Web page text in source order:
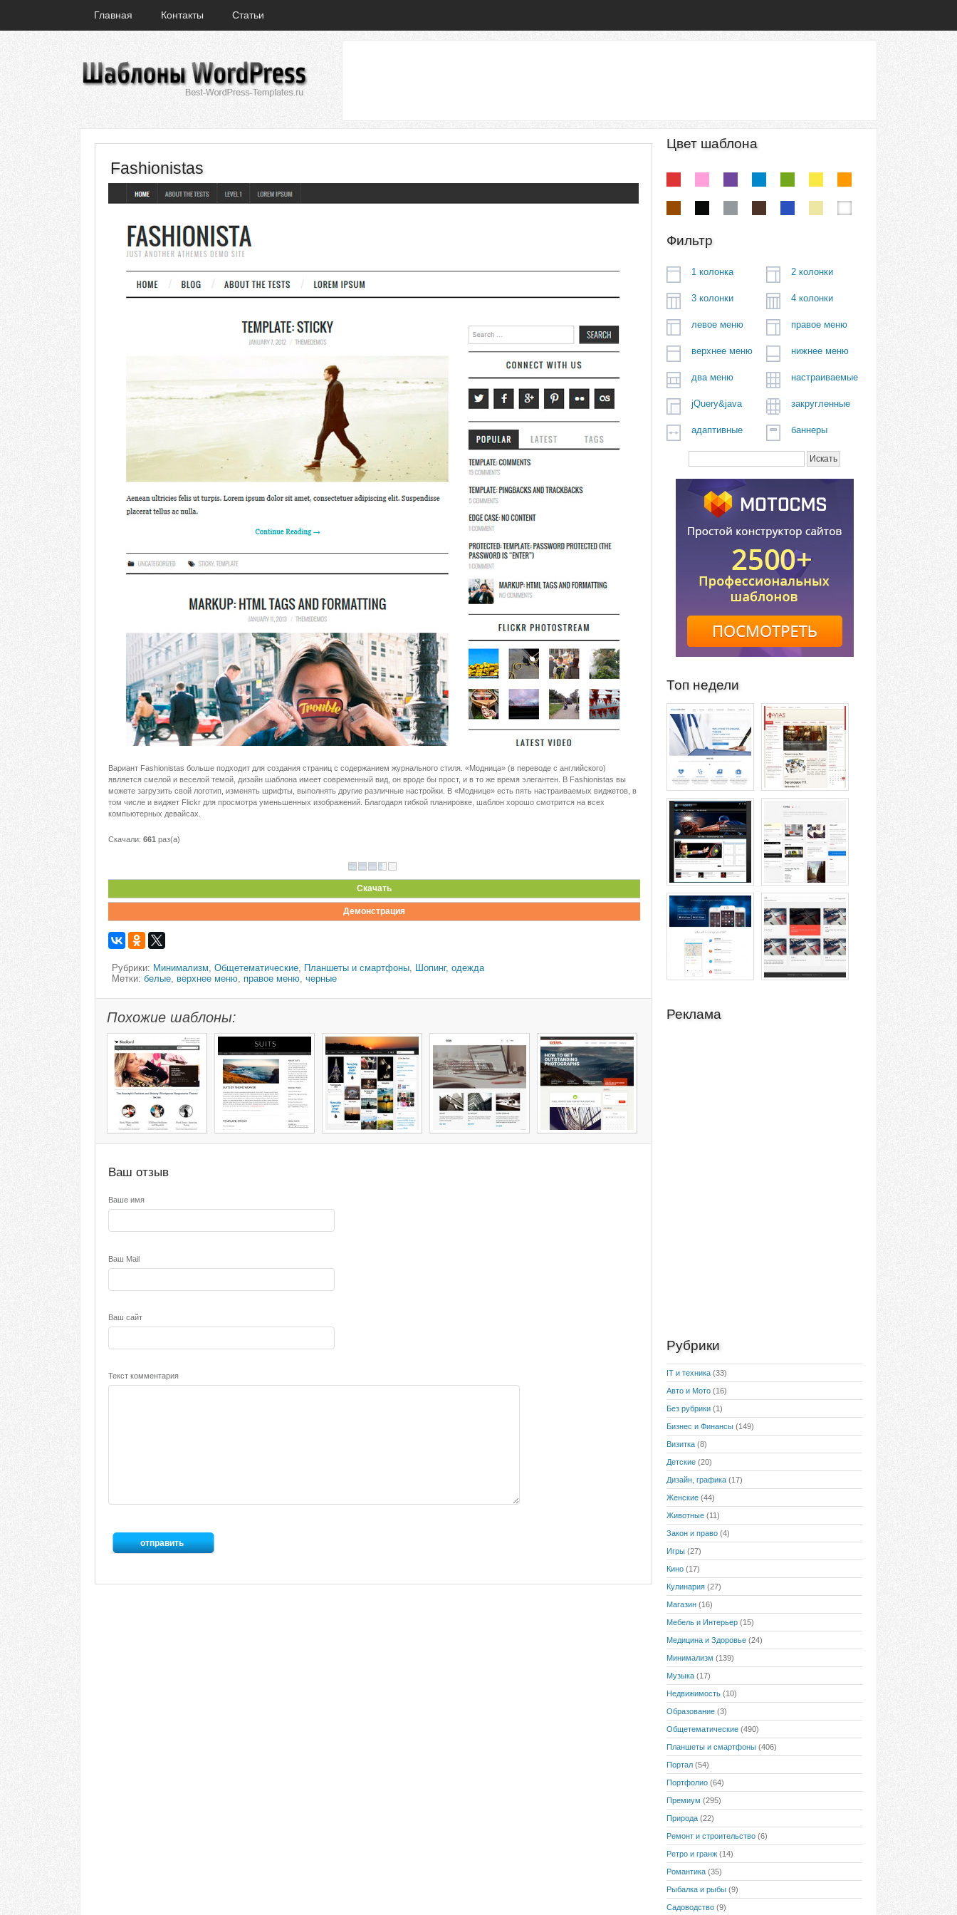
Главная Контакты Статьи
Fashionistas
Вариант Fashionistas больше подходит для создания страниц с содержанием журнального стиля. «Модница» (в переводе с английского)
является смелой и веселой темой, дизайн шаблона имеет современный вид, он вроде бы прост, и в то же время элегантен. В Fashionistas вы
можете загрузить свой логотип, изменять шрифты, выполнять другие различные настройки. В «Моднице» есть пять настраиваемых виджетов, в
том числе и виджет Flickr для просмотра уменьшенных изображений. Благодаря гибкой планировке, шаблон хорошо смотрится на всех
компьютерных девайсах.
Скачали: 661 раз(а)
Скачать
Демонстрация
Рубрики: Минимализм, Общетематические, Планшеты и смартфоны, Шопинг, одежда
Метки: белые, верхнее меню, правое меню, черные
Похожие шаблоны:
Ваш отзыв
Ваше имя
Ваш Mail
Ваш сайт
Текст комментария
Цвет шаблона
Фильтр
1 колонка 2 колонки
3 колонки 4 колонки
левое меню правое меню
верхнее меню нижнее меню
два меню настраиваемые
jQuery&java закругленные
адаптивные баннеры
Топ недели
Реклама
Рубрики
IT и техника (33)
Авто и Мото (16)
Без рубрики (1)
Бизнес и Финансы (149)
Визитка (8)
Детские (20)
Дизайн, графика (17)
Женские (44)
Животные (11)
Закон и право (4)
Игры (27)
Кино (17)
Кулинария (27)
Магазин (16)
Мебель и Интерьер (15)
Медицина и Здоровье (24)
Минимализм (139)
Музыка (17)
Недвижимость (10)
Образование (3)
Общетематические (490)
Планшеты и смартфоны (406)
Портал (54)
Портфолио (64)
Премиум (295)
Природа (22)
Ремонт и строительство (6)
Ретро и гранж (14)
Романтика (35)
Рыбалка и рыбы (9)
Садоводство (9)